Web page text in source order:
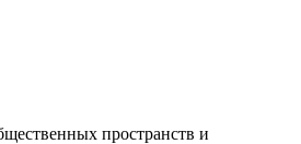
пространств и